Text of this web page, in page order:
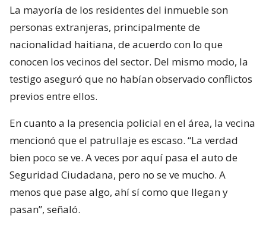
La mayoría de los residentes del inmueble son
personas extranjeras, principalmente de
nacionalidad haitiana, de acuerdo con lo que
conocen los vecinos del sector. Del mismo modo, la
testigo aseguró que no habían observado conflictos
previos entre ellos.
En cuanto a la presencia policial en el área, la vecina
mencionó que el patrullaje es escaso. “La verdad
bien poco se ve. A veces por aquí pasa el auto de
Seguridad Ciudadana, pero no se ve mucho. A
menos que pase algo, ahí sí como que llegan y
pasan”, señaló.